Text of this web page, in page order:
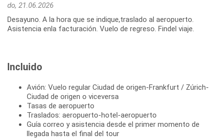
do, 21.06.2026
Desayuno. A la hora que se indique,traslado al aeropuerto.
Asistencia enla facturación. Vuelo de regreso. Findel viaje.
Incluido
Avión: Vuelo regular Ciudad de origen-Frankfurt / Zúrich-
Ciudad de origen o viceversa
Tasas de aeropuerto
Traslados: aeropuerto-hotel-aeropuerto
Guía correo y asistencia desde el primer momento de
llegada hasta el final del tour